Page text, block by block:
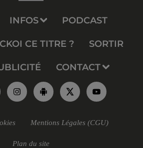
INFOS PODCAST
CKOI CE TITRE ? SORTIR
CONTACT
Mentions Légales (CGU)
Plan du site